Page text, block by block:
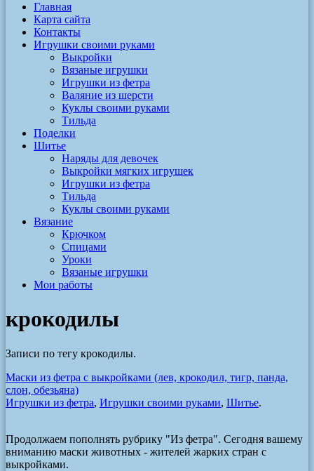
Главная
Карта сайта
Контакты
Игрушки своими руками
Выкройки
Вязаные игрушки
Игрушки из фетра
Валяние из шерсти
Куклы своими руками
Тильда
Поделки
Шитье
Наряды для девочек
Выкройки мягких игрушек
Игрушки из фетра
Тильда
Куклы своими руками
Вязание
Крючком
Спицами
Уроки
Вязаные игрушки
Мои работы
крокодилы
Записи по тегу крокодилы.
Маски из фетра с выкройками (лев, крокодил, тигр, панда,
слон, обезьяна)
Игрушки из фетра, Игрушки своими руками, Шитье.
Продолжаем пополнять рубрику "Из фетра". Сегодня вашему
вниманию маски животных - жителей жарких стран с
выкройками.